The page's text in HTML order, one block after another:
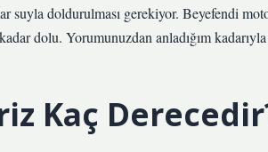
suyla doldurulması gerekiyor. Beyefendi
dolu. Yorumunuzdan anladığım
Kaç